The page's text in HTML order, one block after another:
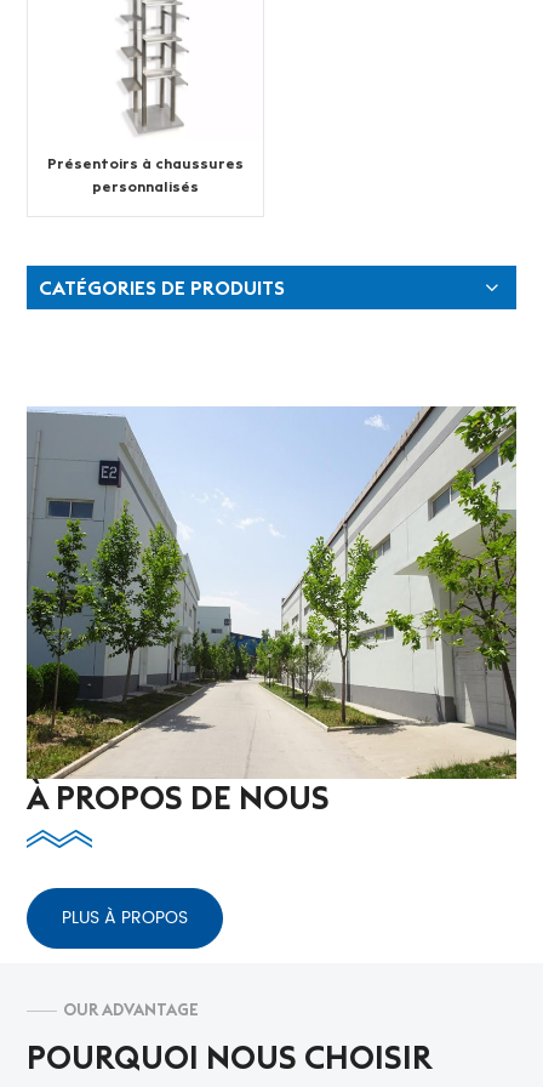
Présentoirs à chaussures
personnalisés
CATÉGORIES DE PRODUITS
À PROPOS DE NOUS
PLUS À PROPOS
OUR ADVANTAGE
POURQUOI NOUS CHOISIR